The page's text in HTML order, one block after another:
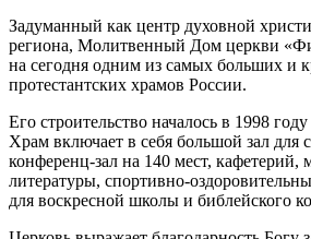
Задуманный как центр духовной
региона, Молитвенный Дом церкви
на сегодня одним из самых больших и
протестантских храмов России.
Его строительство началось в 1998
Храм включает в себя большой зал для
конференц-зал на 140 мест, кафетерий,
литературы, спортивно-
для воскресной школы и библейского